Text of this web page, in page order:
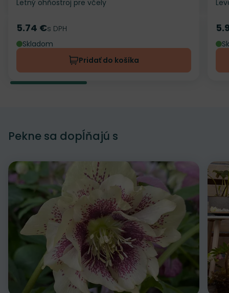
Letný ohňostroj pre včely
Cena
5.74 €s DPH
Skladom
Pridať do košíka
Pekne sa dopĺňajú s